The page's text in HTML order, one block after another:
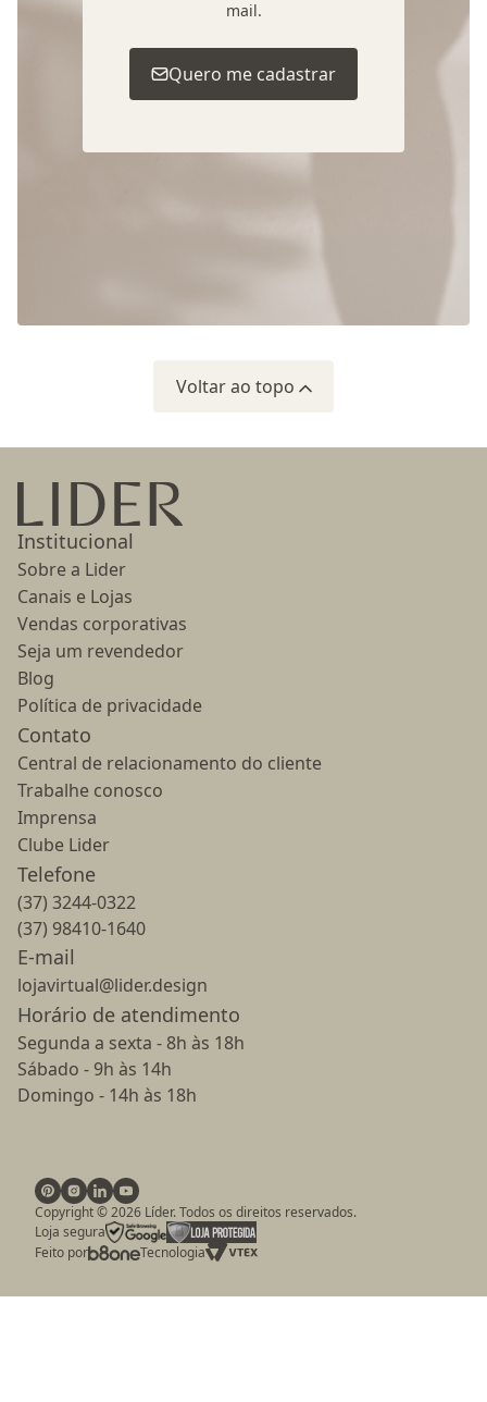
mail.
Quero me cadastrar
Voltar ao topo
Ir para a página inicial
Institucional
Sobre a Lider
Canais e Lojas
Vendas corporativas
Seja um revendedor
Blog
Política de privacidade
Contato
Central de relacionamento do cliente
Trabalhe conosco
Imprensa
Clube Lider
Telefone
(37) 3244-0322
(37) 98410-1640
E-mail
lojavirtual@lider.design
Horário de atendimento
Segunda a sexta - 8h às 18h
Sábado - 9h às 14h
Domingo - 14h às 18h
Copyright ©2026 Líder. Todos os direitos reservados.
Loja segura
Feito por
Tecnologia